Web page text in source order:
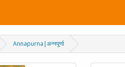
Annapurna|अन्नपूर्णा